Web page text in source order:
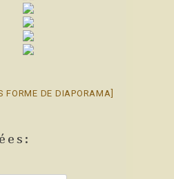
FORME DE DIAPORAMA]